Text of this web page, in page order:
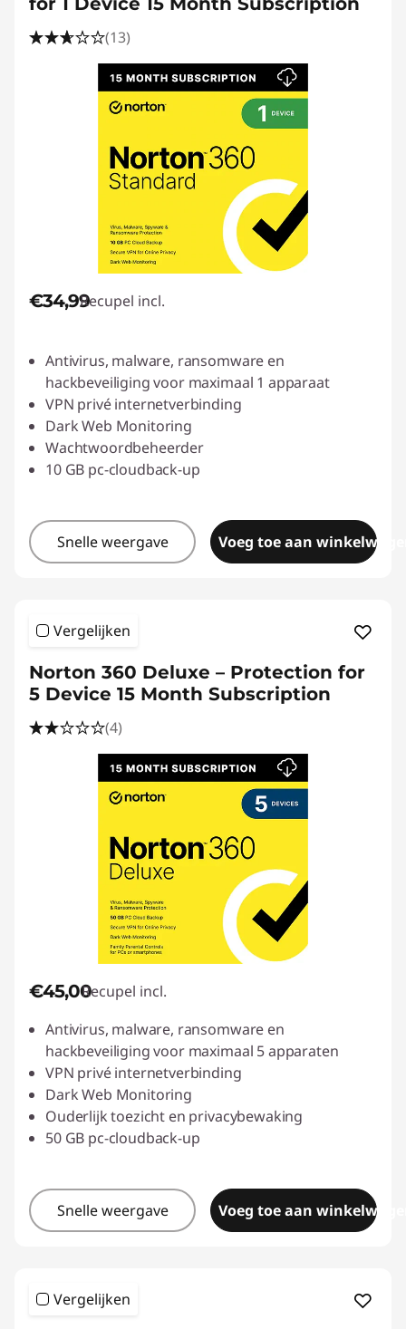
(13)
€34,99Recupel incl.
Antivirus, malware, ransomware en
hackbeveiliging voor maximaal 1 apparaat
VPN privé internetverbinding
Dark Web Monitoring
Wachtwoordbeheerder
10 GB pc-cloudback-up
Snelle weergave Voeg toe aan
Vergelijken
Norton 360 Deluxe – Protection for
5 Device 15 Month Subscription
(4)
€45,00Recupel incl.
Antivirus, malware, ransomware en
hackbeveiliging voor maximaal 5 apparaten
VPN privé internetverbinding
Dark Web Monitoring
Ouderlijk toezicht en privacybewaking
50 GB pc-cloudback-up
Snelle weergave Voeg toe aan
Vergelijken